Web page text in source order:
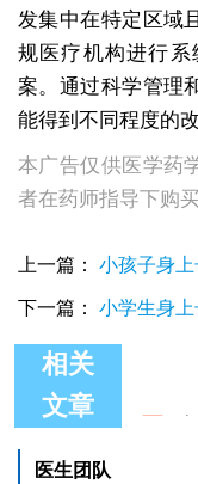
发集中在特定区域
规医疗机构进行
案。通过科学管理
能得到不同程度的改
本广告仅供医学药
者在药师指导下购
上一篇： 小孩子身
下一篇： 小学生身
相关
文章
医生团队